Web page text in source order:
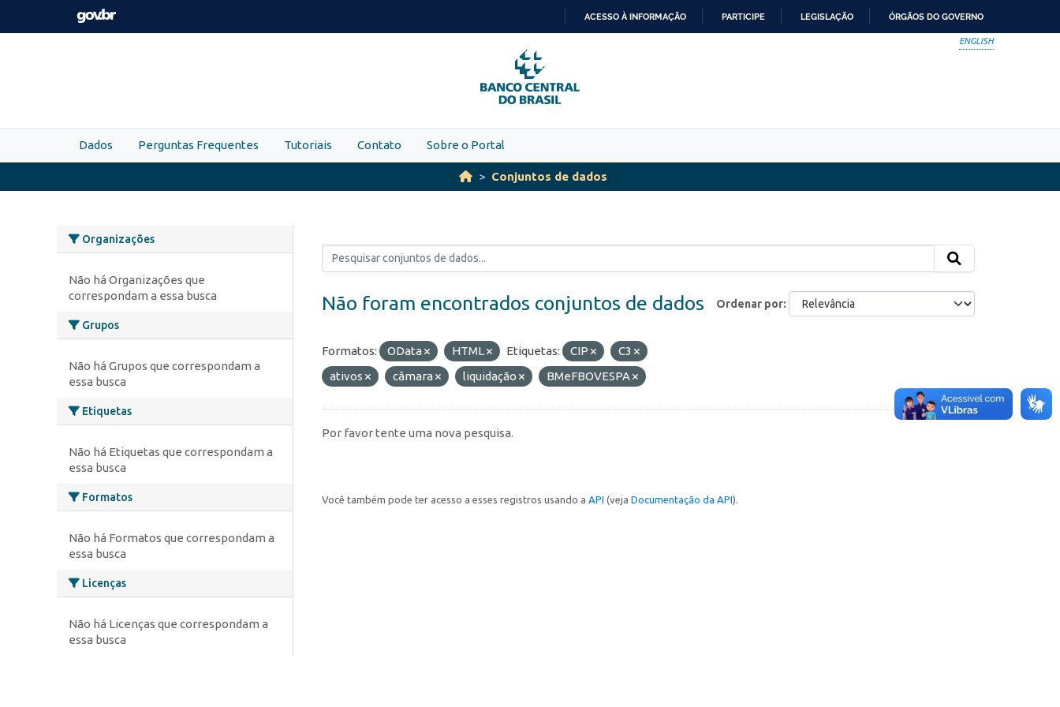
Skip to main content
PARA
O
CONTEÚDO
ACESSO À INFORMAÇÃO PARTICIPE LEGISLAÇÃO ÓRGÃOS DO GOVERNO
ENGLISH
Dados Perguntas Frequentes Tutoriais Contato Sobre o Portal
Conjuntos de dados
Organizações
Não há Organizações que
correspondam a essa busca
Grupos
Não há Grupos que correspondam a
essa busca
Etiquetas
Não há Etiquetas que correspondam a
essa busca
Formatos
Não há Formatos que correspondam a
essa busca
Licenças
Não há Licenças que correspondam a
essa busca
Ordenar por
Não foram encontrados conjuntos de dados
Formatos: OData HTML Etiquetas: CIP
C3
ativos
câmara liquidação BMeFBOVESPA
Por favor tente uma nova pesquisa.
Você também pode ter acesso a esses registros usando a API (veja Documentação da API).